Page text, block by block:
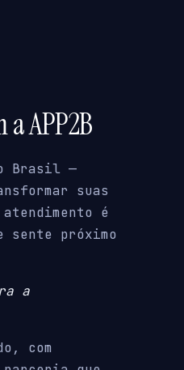
APP2B
Brasil —
suas
é
sente próximo
a
com